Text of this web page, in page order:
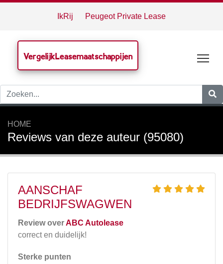
IkRij Peugeot Private Lease
VergelijkLeasemaatschappijen
HOME
Reviews van deze auteur (95080)
AANSCHAF
BEDRIJFSWAGWEN
Review overABC Autolease
correct en duidelijk!
Sterke punten